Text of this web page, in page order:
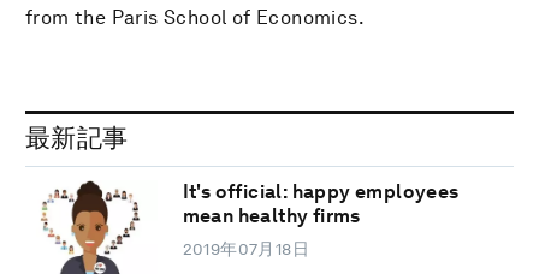
from the Paris School of Economics.
最新記事
It's official: happy employees
mean healthy firms
2019年07月18日